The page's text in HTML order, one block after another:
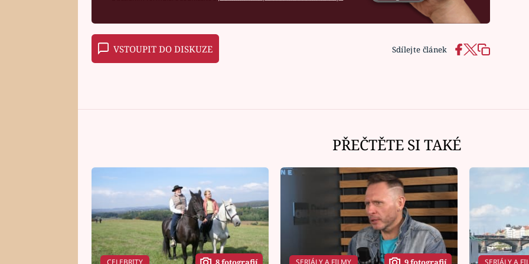
VSTOUPIT DO DISKUZE Sdílejte článek
PŘEČTĚTE SI TAKÉ
CELEBRITY SERIÁLY A FILMY SERIÁLY A